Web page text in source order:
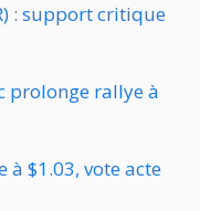
: support critique
prolonge rallye à
à $1.03, vote acte